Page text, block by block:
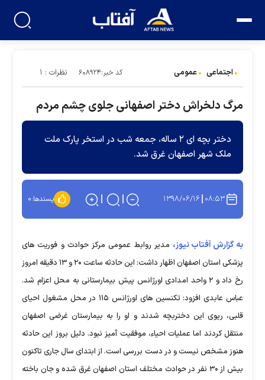
اجتماعی عمومی کد خبر:۶۰۸۹۲۴ نظرات : ۱
مرگ دلخراش دختر اصفهانی جلوی چشم مردم
دختر بچه ای ۲ ساله، جمعه شب در استخر پارک ملت
ملک شهر اصفهان غرق شد.
۰۸:۵۳ ۱۳۹۸/۰۶/۱۶ پسندها:۰
به گزارش آفتاب نیوز، مدیر روابط عمومی مرکز حوادث و فوریت های
پزشکی استان اصفهان اظهار داشت: این حادثه ساعت ۲۰ و ۱۳ دقیقه امروز
رخ داد و ۲ واحد امدادی اورژانس پیش بیمارستانی به محل اعزام شد.
عباس عابدی افزود: تکنسین های اورژانس ۱۱۵ در محل مشغول احیای
قلبی، ریوی این دختربچه شدند و او را به بیمارستان غرضی اصفهان
منتقل کردند اما عملیات احیاء، موفقیت آمیز نبود. دلیل بروز این حادثه
هنوز مشخص نیست و در دست بررسی است. از ابتدای سال جاری تاکنون
بیش از ۳۰ نفر در حوادث مختلف استان اصفهان غرق شده و جان باخته